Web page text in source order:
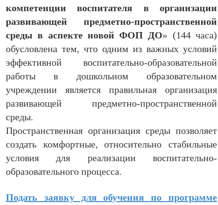
компетенции воспитателя в организации
развивающей предметно-пространственной
среды в аспекте новой ФОП ДО» (144 часа)
обусловлена тем, что одним из важных условий
эффективной воспитательно-образовательной
работы в дошкольном образовательном
учреждении является правильная организация
развивающей предметно-пространственной
среды.
Пространственная организация среды позволяет
создать комфортные, относительно стабильные
условия для реализации воспитательно-
образовательного процесса.
Подать заявку для обучения по программе